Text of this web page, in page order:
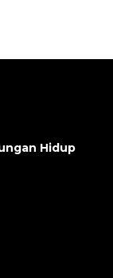
Hidup